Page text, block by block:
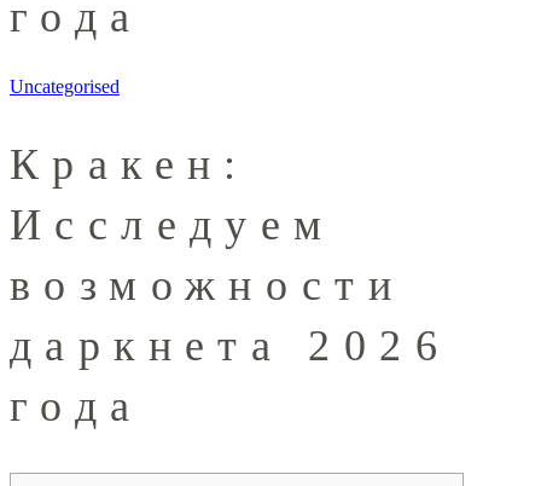
года
Uncategorised
Кракен:
Исследуем
возможности
даркнета 2026
года